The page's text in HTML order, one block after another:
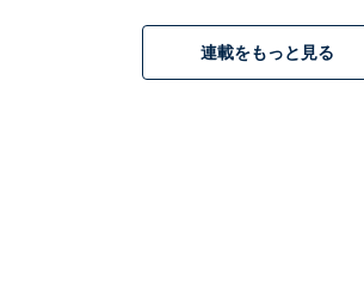
連載をもっと見る